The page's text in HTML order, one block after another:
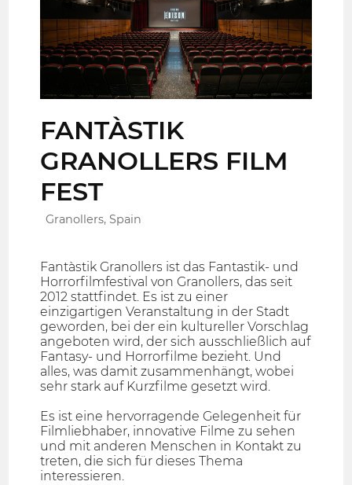
FANTÀSTIK
GRANOLLERS FILM
FEST
Granollers, Spain
Fantàstik Granollers ist das Fantastik- und
Horrorfilmfestival von Granollers, das seit
2012 stattfindet. Es ist zu einer
einzigartigen Veranstaltung in der Stadt
geworden, bei der ein kultureller Vorschlag
angeboten wird, der sich ausschließlich auf
Fantasy- und Horrorfilme bezieht. Und
alles, was damit zusammenhängt, wobei
sehr stark auf Kurzfilme gesetzt wird.
Es ist eine hervorragende Gelegenheit für
Filmliebhaber, innovative Filme zu sehen
und mit anderen Menschen in Kontakt zu
treten, die sich für dieses Thema
interessieren.